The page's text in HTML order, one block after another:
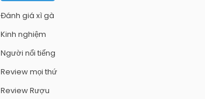
Đánh giá xì gà
Kinh nghiệm
Người nổi tiếng
Review mọi thứ
Review Rượu